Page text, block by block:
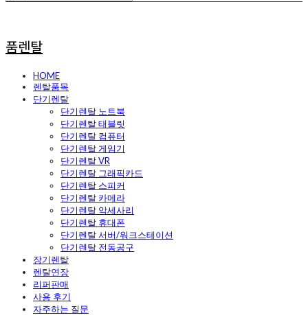
품렌탈
HOME
렌탈품목
단기렌탈
단기렌탈 노트북
단기렌탈 태블릿
단기렌탈 컴퓨터
단기렌탈 게임기
단기렌탈 VR
단기렌탈 그래픽카드
단기렌탈 스피커
단기렌탈 카메라
단기렌탈 악세사리
단기렌탈 휴대폰
단기렌탈 서버/워크스테이션
단기렌탈 전동공구
장기렌탈
렌탈연장
리퍼판매
사용 후기
자주하는 질문